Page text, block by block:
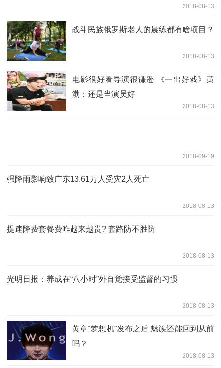
2018-08-13
战斗民族俄罗斯老人的晨练都有啥项目？
2018-08-13
电影很好看导演很谦逊 《一出好戏》黄
渤：还是当演员好
2018-08-13
2018-09-19
强降雨影响致广东13.61万人受灾2人死亡
2018-08-13
提速降费套餐费咋越来越贵? 套路防不胜防
2018-08-13
光明日报：养成在“八小时”外自觉接受监督的习惯
2018-08-13
黄章“梦想机”发布之后 魅族还能回到从前
吗？
2018-08-13